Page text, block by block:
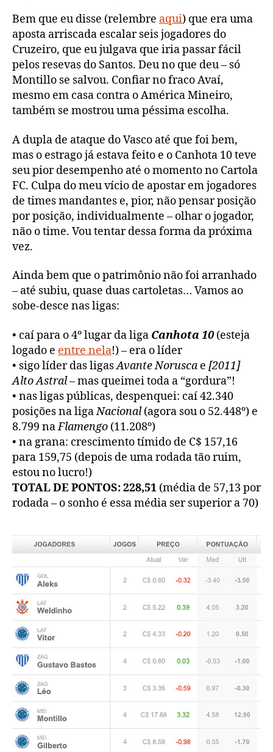
Bem que eu disse (relembre aqui) que era uma
aposta arriscada escalar seis jogadores do
Cruzeiro, que eu julgava que iria passar fácil
pelos resevas do Santos. Deu no que deu – só
Montillo se salvou. Confiar no fraco Avaí,
mesmo em casa contra o América Mineiro,
também se mostrou uma péssima escolha.
A dupla de ataque do Vasco até que foi bem,
mas o estrago já estava feito e o Canhota 10 teve
seu pior desempenho até o momento no Cartola
FC. Culpa do meu vício de apostar em jogadores
de times mandantes e, pior, não pensar posição
por posição, individualmente – olhar o jogador,
não o time. Vou tentar dessa forma da próxima
vez.
Ainda bem que o patrimônio não foi arranhado
– até subiu, quase duas cartoletas… Vamos ao
sobe-desce nas ligas:
• caí para o 4º lugar da liga Canhota 10(esteja
logado e entre nela!) – era o líder
• sigo líder das ligasAvante Norusca e [2011]
Alto Astral– mas queimei toda a “gordura”!
• nas ligas públicas, despenquei: caí 42.340
posições na ligaNacional(agora sou o 52.448º) e
8.799 naFlamengo (11.208º)
• na grana: crescimento tímido de C$ 157,16
para 159,75 (depois de uma rodada tão ruim,
estou no lucro!)
TOTAL DE PONTOS: 228,51 (média de 57,13 por
rodada – o sonho é essa média ser superior a 70)